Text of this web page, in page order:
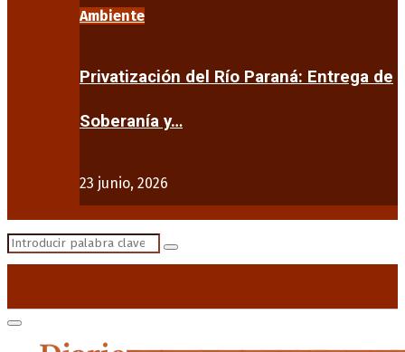
Ambiente
Privatización del Río Paraná: Entrega de
Soberanía y…
23 junio, 2026
Search
Search
Primary
Menu